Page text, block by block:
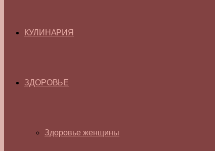
КУЛИНАРИЯ
ЗДОРОВЬЕ
Здоровье женщины